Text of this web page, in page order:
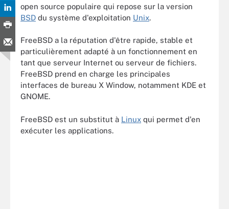
open source populaire qui repose sur la version
BSD du système d'exploitation Unix.
FreeBSD a la réputation d'être rapide, stable et
particulièrement adapté à un fonctionnement en
tant que serveur Internet ou serveur de fichiers.
FreeBSD prend en charge les principales
interfaces de bureau X Window, notamment KDE et
GNOME.
FreeBSD est un substitut à Linux qui permet d'en
exécuter les applications.